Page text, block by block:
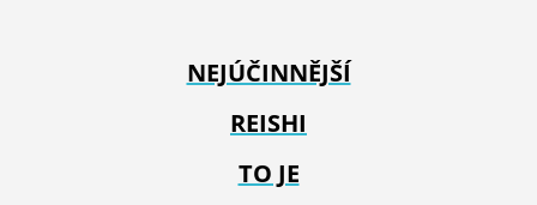
NEJÚČINNĚJŠÍ
REISHI
TO JE